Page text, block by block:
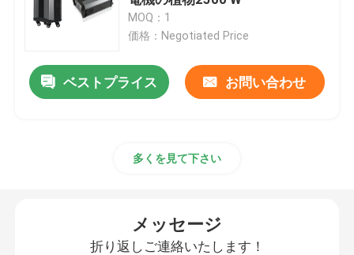
携帯用太陽発電機システム
Lifepo4太陽発電機
薄く適用範囲が広い太陽電池パネル
MOQ：1
価格：Negotiated Price
ベストプライス お問い合わせ
多くを見て下さい
メッセージ
折り返しご連絡いたします！